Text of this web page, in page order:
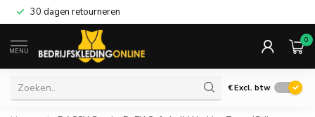
30 dagen retourneren
MENU
0
€Excl. btw